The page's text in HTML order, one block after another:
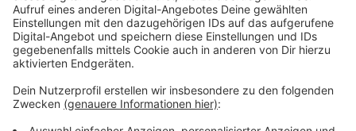
Anzeige